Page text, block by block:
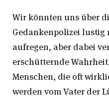
Wir könnten uns über
Gedankenpolizei lustig
aufregen, aber dabei
erschütternde
Menschen, die oft
werden vom Vater der